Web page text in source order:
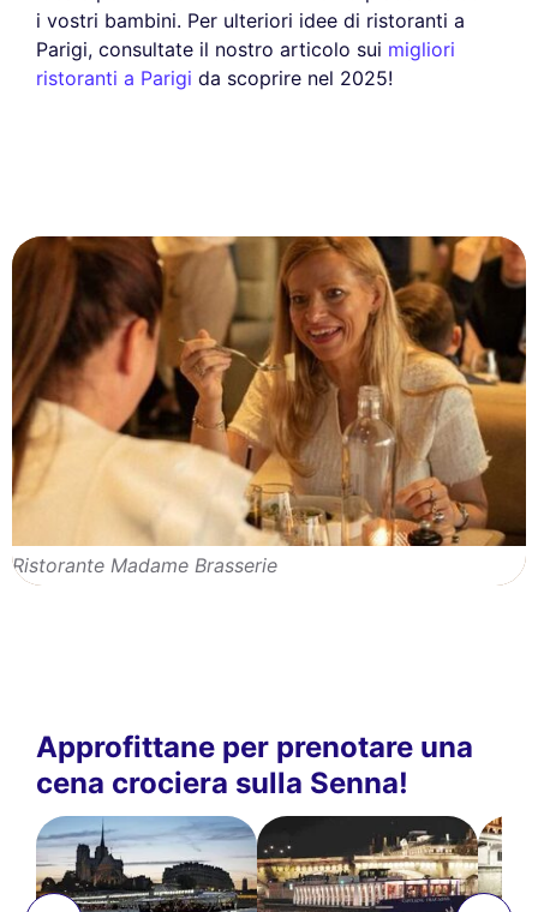
i vostri bambini. Per ulteriori idee di ristoranti a
Parigi, consultate il nostro articolo sui migliori
ristoranti a Parigi da scoprire nel 2025!
Ristorante Madame Brasserie
Approfittane per prenotare una
cena crociera sulla Senna!